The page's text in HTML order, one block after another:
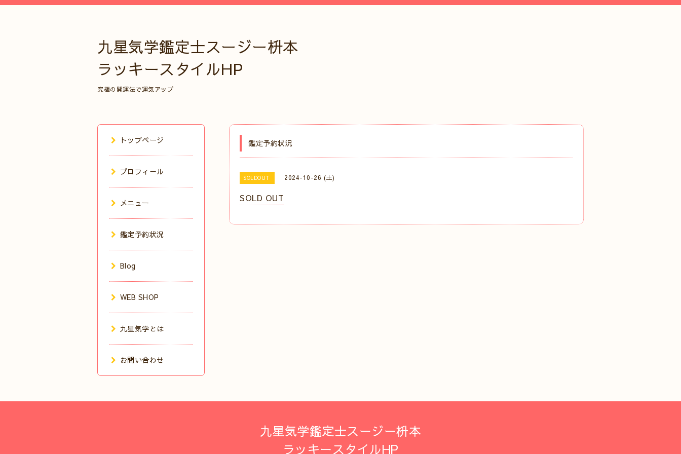
九星気学鑑定士スージー枡本
ラッキースタイルHP
究極の開運法で運気アップ
鑑定予約状況
SOLDOUT 2024-10-26 (土)
SOLD OUT
トップページ
プロフィール
メニュー
鑑定予約状況
Blog
WEB SHOP
九星気学とは
お問い合わせ
九星気学鑑定士スージー枡本
ラッキースタイルHP